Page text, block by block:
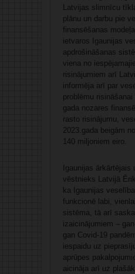
Latvijas slimnīcu
plānu un darbu pie
finansēšanas
ietvaros Igaunijas
apdrošināšanas
viena no
risinājumiem arī
informēja arī par
problēmu
gada nozares
rasto risinājumu,
2023.gada beigām
140 miljoniem eiro.
Igaunijas ārkārtējais
vēstnieks Latvijā
ka Igaunijas
funkcionē labi,
sistēma, tā arī
izaicinājumiem –
gan Covid-19
iespaidu uz
aprūpes
aicināja arī uz